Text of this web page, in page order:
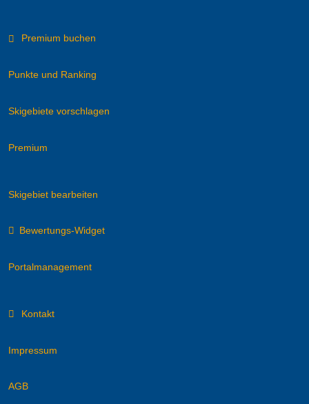
Premium buchen
Punkte und Ranking
Skigebiete vorschlagen
Premium
Skigebiet bearbeiten
Bewertungs-Widget
Portalmanagement
Kontakt
Impressum
AGB